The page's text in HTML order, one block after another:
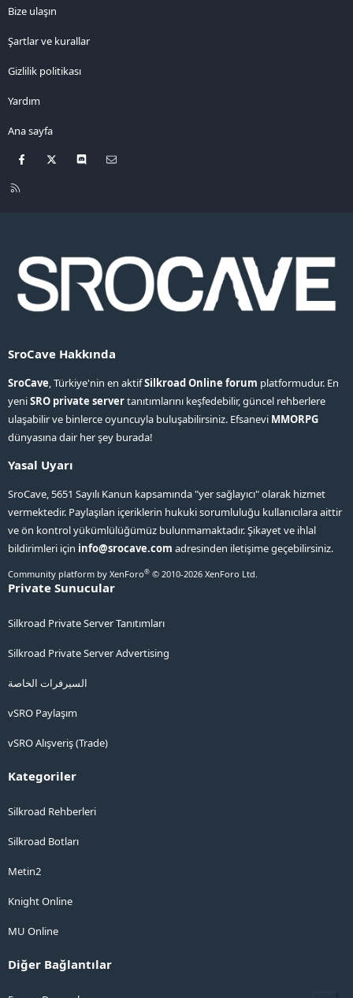
Bize ulaşın
Şartlar ve kurallar
Gizlilik politikası
Yardım
Ana sayfa
Facebook Discord
R
SroCave Hakkında
SroCave, Türkiye'nin en aktifSilkroad Online forum platformudur. En
yeniSRO private servertanıtımlarını keşfedebilir, güncel rehberlere
ulaşabilir ve binlerce oyuncuyla buluşabilirsiniz. Efsanevi MMORPG
dünyasına dair her şey burada!
Yasal Uyarı
SroCave, 5651 Sayılı Kanun kapsamında "yer sağlayıcı" olarak hizmet
vermektedir. Paylaşılan içeriklerin hukuki sorumluluğu kullanıcılara aittir
ve ön kontrol yükümlülüğümüz bulunmamaktadır. Şikayet ve ihlal
bildirimleri için info@srocave.com adresinden iletişime geçebilirsiniz.
Community platform by XenForo® © 2010-2026 XenForo Ltd.
Private Sunucular
Silkroad Private Server Tanıtımları
Silkroad Private Server Advertising
السيرفرات الخاصة
vSRO Paylaşım
vSRO Alışveriş (Trade)
Kategoriler
Silkroad Rehberleri
Silkroad Botları
Metin2
Knight Online
MU Online
Diğer Bağlantılar